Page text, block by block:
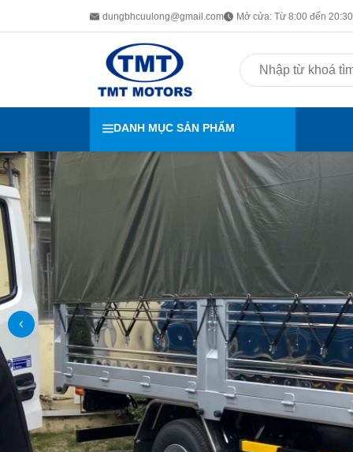
dungbhcuulong@gmail.com Mở cửa: Từ 8:00 đến
DANH MỤC SẢN PHẨM